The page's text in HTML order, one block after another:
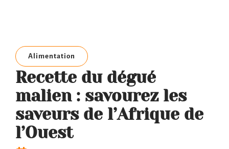
Alimentation
Recette du dégué
malien : savourez les
saveurs de l’Afrique de
l’Ouest